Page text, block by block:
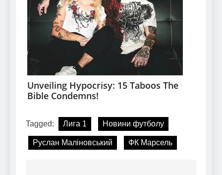
Tagged: Лига 1 Новини футболу
Руслан Маліновський ФК Марсель